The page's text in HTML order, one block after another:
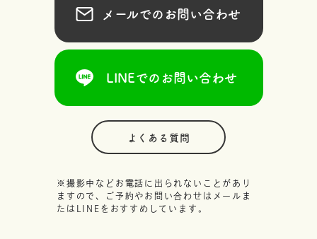
メールでのお問い合わせ
LINEでのお問い合わせ
よくある質問
※撮影中などお電話に出られないことがあり
ますので、ご予約やお問い合わせはメールま
たはLINEをおすすめしています。